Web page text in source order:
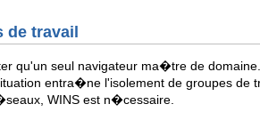
de travail
qu'un seul navigateur ma�tre de
entra�ne l'isolement de groupes de
WINS est n�cessaire.